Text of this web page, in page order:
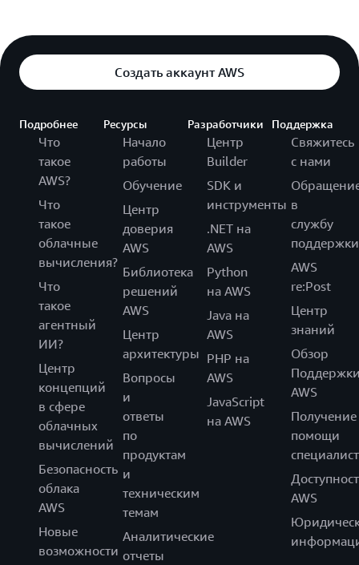
Создать аккаунт AWS
Подробнее
Что
такое
AWS?
Что
такое
облачные
вычисления?
Что
такое
агентный
ИИ?
Центр
концепций
в сфере
облачных
вычислений
Безопасность
облака
AWS
Новые
возможности
Ресурсы
Начало
работы
Обучение
Центр
доверия
AWS
Библиотека
решений
AWS
Центр
архитектуры
Вопросы
и
ответы
по
продуктам
и
техническим
темам
Аналитические
отчеты
Разработчики
Центр
Builder
SDK и
инструменты
.NET на
AWS
Python
на AWS
Java на
AWS
PHP на
AWS
JavaScript
на AWS
Поддержка
Свяжитесь
с нами
в
службу
поддержки
AWS
re:Post
Центр
знаний
Обзор
AWS
Получение
помощи
AWS